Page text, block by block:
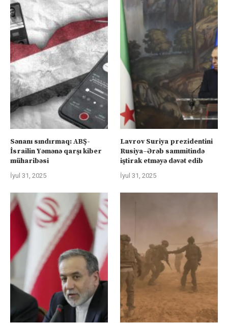
Sənanı sındırmaq: ABŞ-
İsrailin Yəmənə qarşı kiber
müharibəsi
İyul 31, 2025
Lavrov Suriya prezidentini
Rusiya–Ərəb sammitində
iştirak etməyə dəvət edib
İyul 31, 2025